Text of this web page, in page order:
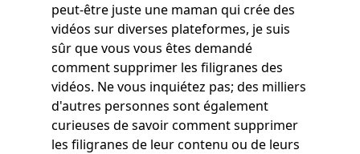
peut-être juste une maman qui crée des
vidéos sur diverses plateformes, je suis
sûr que vous vous êtes demandé
comment supprimer les filigranes des
vidéos. Ne vous inquiétez pas; des milliers
d'autres personnes sont également
curieuses de savoir comment supprimer
les filigranes de leur contenu ou de leurs